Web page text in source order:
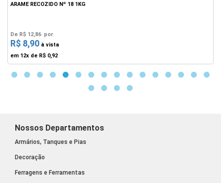
ARAME RECOZIDO Nº 18 1KG
De R$ 12,86 por
R$ 8,90 à vista
em 12x de R$ 0,92
Nossos Departamentos
Armários, Tanques e Pias
Decoração
Ferragens e Ferramentas